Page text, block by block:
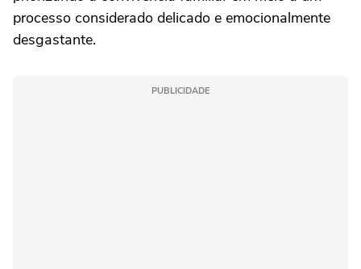
processo considerado delicado e emocionalmente
desgastante.
PUBLICIDADE